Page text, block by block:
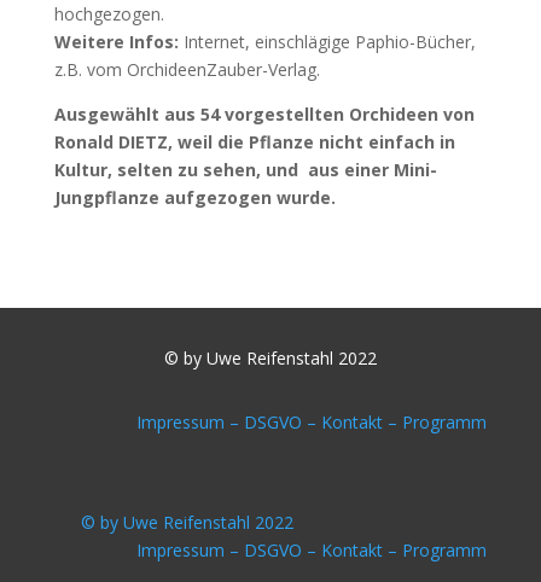
hochgezogen.
Weitere Infos: Internet, einschlägige Paphio-Bücher,
z.B. vom OrchideenZauber-Verlag.
Ausgewählt aus 54 vorgestellten Orchideen von
Ronald DIETZ, weil die Pflanze nicht einfach in
Kultur, selten zu sehen, und aus einer Mini-
Jungpflanze aufgezogen wurde.
© by Uwe Reifenstahl 2022
Impressum – DSGVO – Kontakt – Programm
© by Uwe Reifenstahl 2022
Impressum – DSGVO – Kontakt – Programm